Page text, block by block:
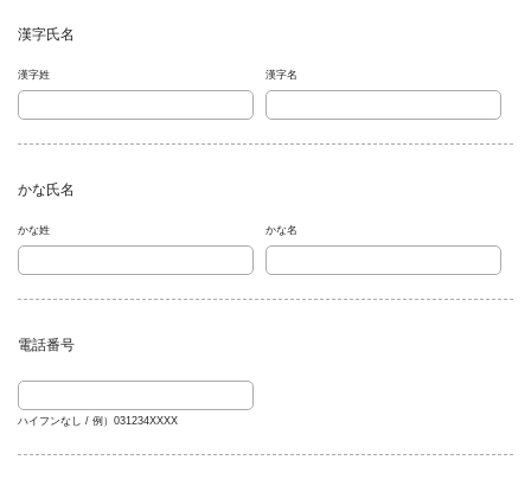
漢字氏名
漢字姓 漢字名
かな氏名
かな姓 かな名
電話番号
ハイフンなし / 例）031234XXXX